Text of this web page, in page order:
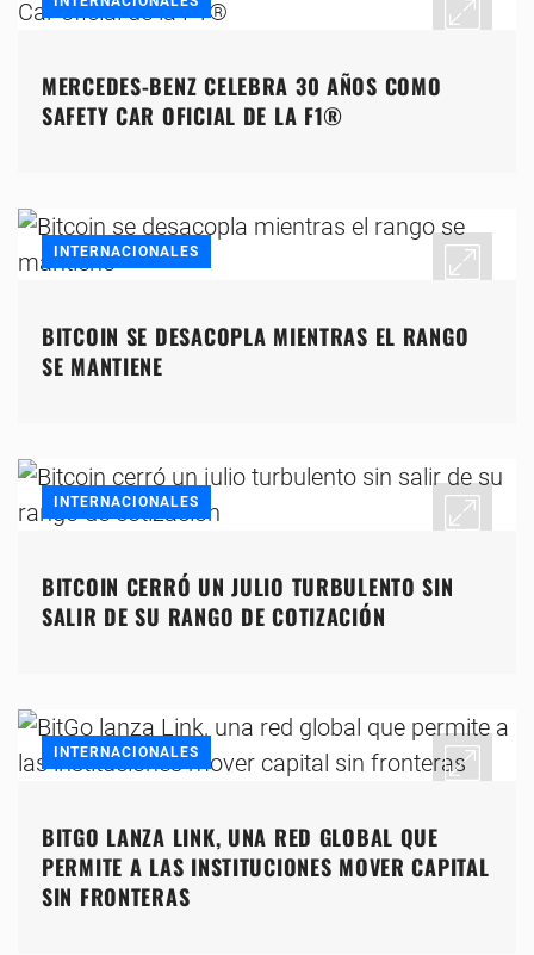
MERCEDES-BENZ CELEBRA 30 AÑOS COMO
SAFETY CAR OFICIAL DE LA F1®
INTERNACIONALES
BITCOIN SE DESACOPLA MIENTRAS EL RANGO
SE MANTIENE
INTERNACIONALES
BITCOIN CERRÓ UN JULIO TURBULENTO SIN
SALIR DE SU RANGO DE COTIZACIÓN
INTERNACIONALES
BITGO LANZA LINK, UNA RED GLOBAL QUE
PERMITE A LAS INSTITUCIONES MOVER CAPITAL
SIN FRONTERAS